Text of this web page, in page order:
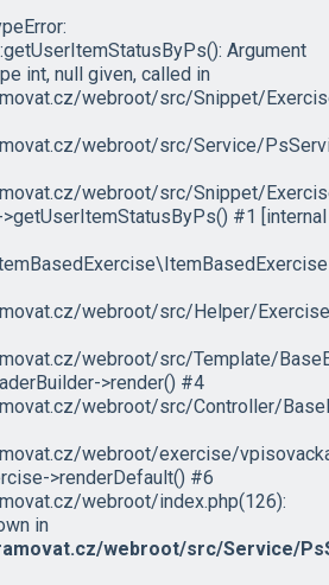
Argument
int, null given, called in
webroot/src/Snippet/
webroot/src/Service/
webroot/src/Snippet/
#1 [internal
webroot/src/Helper/
webroot/src/Template/
>render() #4
webroot/src/Controller/
webroot/exercise/
>renderDefault() #6
webroot/index.php(126):
in
webroot/src/Service/